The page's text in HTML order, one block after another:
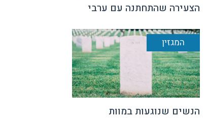
הצעירה שהתחתנה עם ערבי
המגזין
הנשים שנוגעות במוות